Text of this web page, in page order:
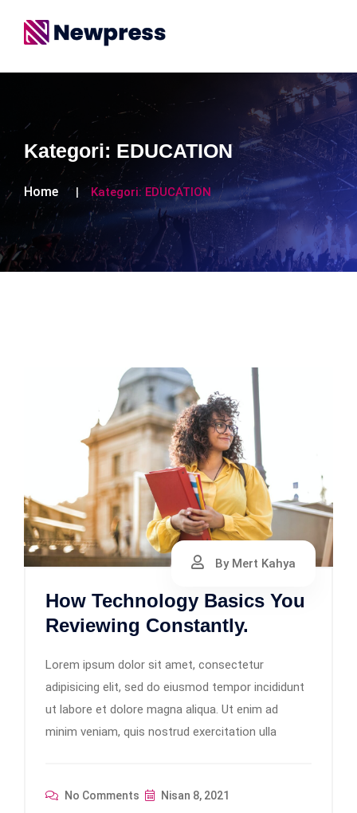
Kategori: EDUCATION
Home Kategori: EDUCATION
By Mert Kahya
How Technology Basics You
Reviewing Constantly.
Lorem ipsum dolor sit amet, consectetur
adipisicing elit, sed do eiusmod tempor incididunt
ut labore et dolore magna aliqua. Ut enim ad
minim veniam, quis nostrud exercitation ulla
No Comments Nisan 8, 2021